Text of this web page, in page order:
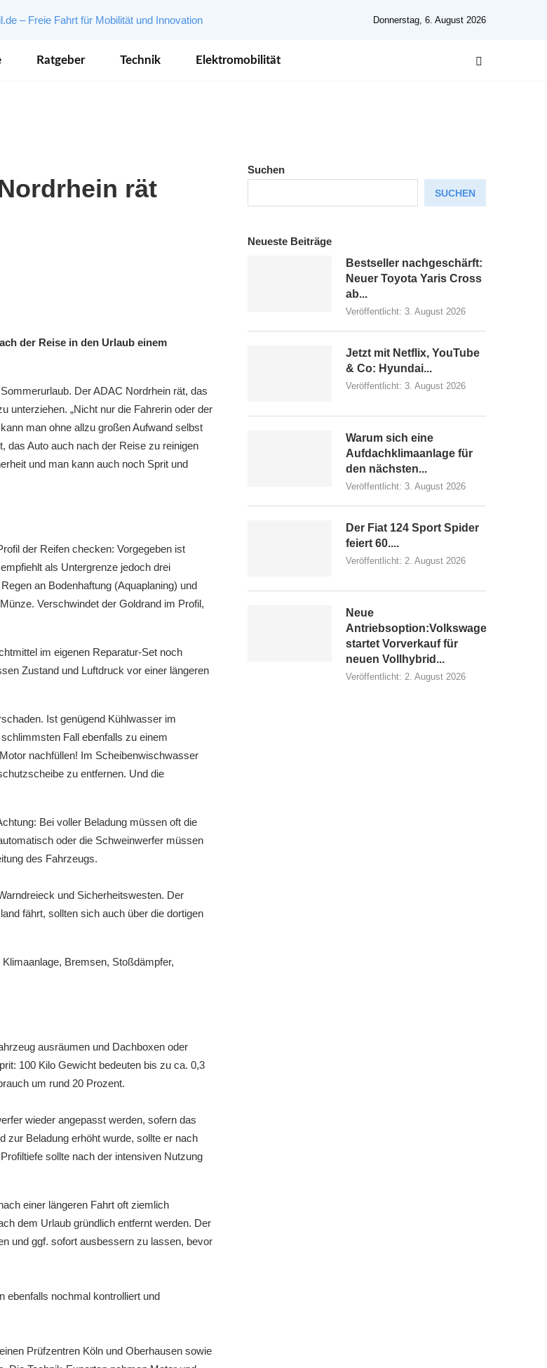
Donnerstag, 6. August 2026
Ratgeber Technik Elektromobilität
rät
der Reise in den Urlaub einem
Der ADAC Nordrhein rät, das
unterziehen. „Nicht nur die Fahrerin oder der
man ohne allzu großen Aufwand selbst
das Auto auch nach der Reise zu reinigen
und man kann auch noch Sprit und
der Reifen checken: Vorgegeben ist
als Untergrenze jedoch drei
an Bodenhaftung (Aquaplaning) und
Verschwindet der Goldrand im Profil,
im eigenen Reparatur-Set noch
Zustand und Luftdruck vor einer längeren
Ist genügend Kühlwasser im
Fall ebenfalls zu einem
nachfüllen! Im Scheibenwischwasser
zu entfernen. Und die
Bei voller Beladung müssen oft die
oder die Schweinwerfer müssen
des Fahrzeugs.
und Sicherheitswesten. Der
fährt, sollten sich auch über die dortigen
Bremsen, Stoßdämpfer,
ausräumen und Dachboxen oder
100 Kilo Gewicht bedeuten bis zu ca. 0,3
um rund 20 Prozent.
wieder angepasst werden, sofern das
zur Beladung erhöht wurde, sollte er nach
sollte nach der intensiven Nutzung
einer längeren Fahrt oft ziemlich
dem Urlaub gründlich entfernt werden. Der
und ggf. sofort ausbessern zu lassen, bevor
ebenfalls nochmal kontrolliert und
Prüfzentren Köln und Oberhausen sowie
Suchen
SUCHEN
Neueste Beiträge
Bestseller nachgeschärft:
Neuer Toyota Yaris Cross
ab...
Veröffentlicht: 3. August 2026
Jetzt mit Netflix, YouTube
& Co: Hyundai...
Veröffentlicht: 3. August 2026
Warum sich eine
Aufdachklimaanlage für
den nächsten...
Veröffentlicht: 3. August 2026
Der Fiat 124 Sport Spider
feiert 60....
Veröffentlicht: 2. August 2026
Neue
Antriebsoption:Volkswagen
startet Vorverkauf für
neuen Vollhybrid...
Veröffentlicht: 2. August 2026